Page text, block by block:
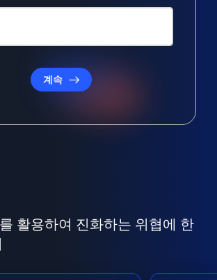
계속
를 활용하여 진화하는 위협에 한